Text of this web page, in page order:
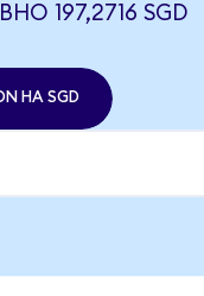
197,2716 SGD
НА SGD